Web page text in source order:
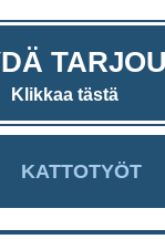
Klikkaa tästä
KATTOTYÖT